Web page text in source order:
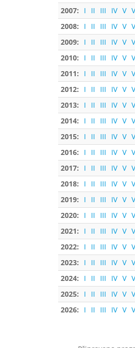
2007:
I II III IV V
2008:
I II III IV V
2009:
I II III IV V
2010:
I II III IV V
2011:
I II III IV V
2012:
I II III IV V
2013:
I II III IV V
2014:
I II III IV V
2015:
I II III IV V
2016:
I II III IV V
2017:
I II III IV V
2018:
I II III IV V
2019:
I II III IV V
2020:
I II III IV V
2021:
I II III IV V
2022:
I II III IV V
2023:
I II III IV V
2024:
I II III IV V
2025:
I II III IV V
2026:
I II III IV V